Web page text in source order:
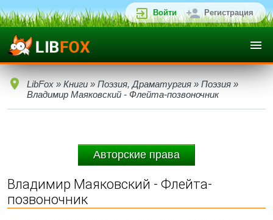
Войти Регистрация
LibFox » Книги » Поэзия, Драматургия » Поэзия »
Владимир Маяковский - Флейта-позвоночник
Авторские права
Владимир Маяковский - Флейта-
позвоночник